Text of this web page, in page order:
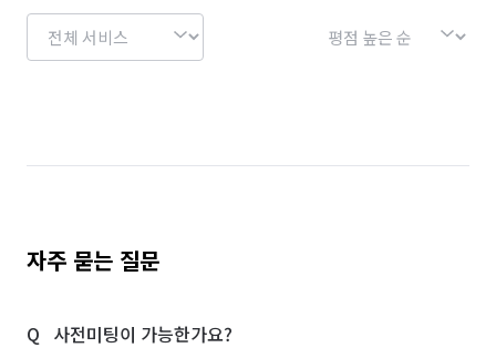
자주 묻는 질문
사전미팅이 가능한가요?